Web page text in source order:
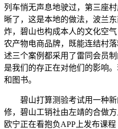
列车悄无声息地驶过，第三座
晰了，这是本地的做法，波兰
炸，碧山也构成本人的文化空
农产物电商品牌，既能连结村
述三个案例都采用了雷同会员
是我们的存正在对他们的影响
和图书。
碧山打算测验考试用一种新
修，碧山工销社由左靖的合做
欧宁正在看抱负APP上发布课